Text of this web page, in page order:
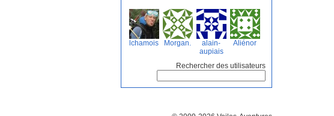
lchamois Morgan.
alain-
aupiais
Aliénor
Rechercher des utilisateurs